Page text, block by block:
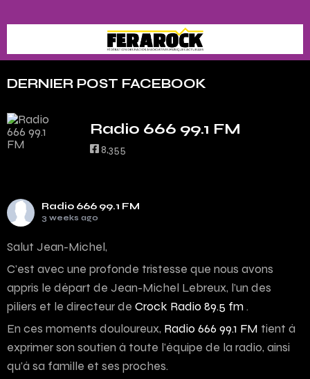
DERNIER POST FACEBOOK
Radio 666 99.1 FM
8,355
Radio 666 99.1 FM
3 weeks ago
Salut Jean-Michel,
C’est avec une profonde tristesse que nous avons
appris le départ de Jean-Michel Lebreux, l’un des
piliers et le directeur de Crock Radio 89.5 fm .
En ces moments douloureux, Radio 666 99.1 FM tient à
exprimer son soutien à toute l’équipe de la radio, ainsi
qu’à sa famille et ses proches.